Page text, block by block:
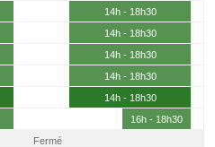
14h - 18h30
14h - 18h30
14h - 18h30
14h - 18h30
14h - 18h30
16h - 18h30
Fermé